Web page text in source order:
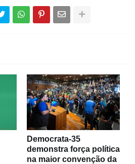
Democrata-35
demonstra força política
na maior convenção da